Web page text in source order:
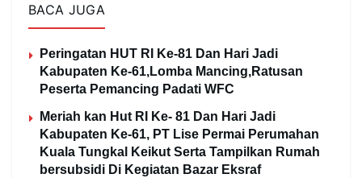
BACA JUGA
Peringatan HUT RI Ke-81 Dan Hari Jadi
Kabupaten Ke-61,Lomba Mancing,Ratusan
Peserta Pemancing Padati WFC
Meriah kan Hut RI Ke- 81 Dan Hari Jadi
Kabupaten Ke-61, PT Lise Permai Perumahan
Kuala Tungkal Keikut Serta Tampilkan Rumah
bersubsidi Di Kegiatan Bazar Eksraf